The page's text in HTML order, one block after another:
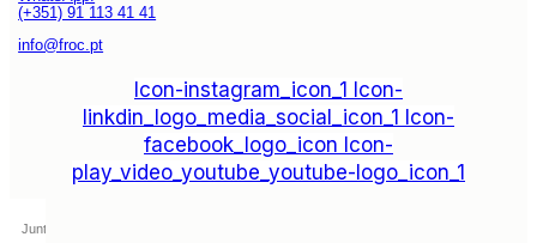
(+351) 91 113 41 41
info@froc.pt
Icon-instagram_icon_1
Icon-
linkdin_logo_media_social_icon_1
Icon-
facebook_logo_icon Icon-
play_video_youtube_youtube-logo_icon_1